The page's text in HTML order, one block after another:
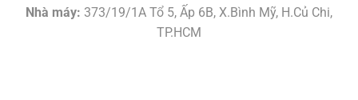
Nhà máy: 373/19/1A Tổ 5, Ấp 6B, X.Bình Mỹ, H.Củ Chi,
TP.HCM